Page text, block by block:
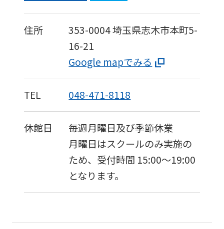
住所 353-0004埼玉県志木市本町5-
16-21
Google mapでみる
TEL 048-471-8118
休館日
毎週月曜日及び季節休業
月曜日はスクールのみ実施の
ため、受付時間 15:00～19:00
となります。